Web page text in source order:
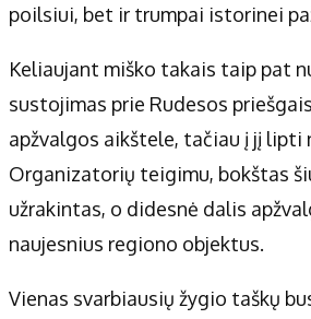
poilsiui, bet ir trumpai istorinei
Keliaujant miško takais taip pat
sustojimas prie Rudesos
apžvalgos aikštele, tačiau į jį lipti
Organizatorių teigimu, bokštas
užrakintas, o didesnė dalis
naujesnius regiono objektus.
Vienas svarbiausių žygio taškų